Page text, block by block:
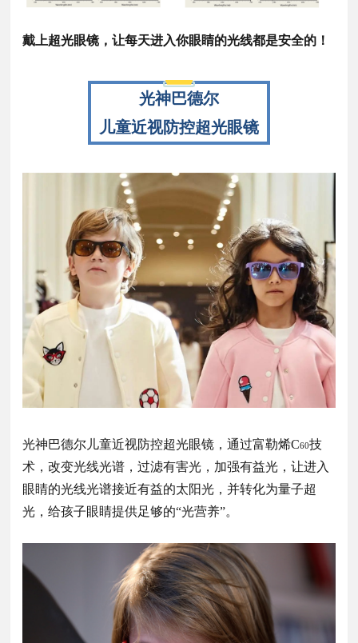
戴上超光眼镜，让每天进入你眼睛的光线都是安全的！
光神巴德尔
儿童近视防控超光眼镜
光神巴德尔儿童近视防控超光眼镜，通过富勒烯C60技
术，改变光线光谱，过滤有害光，加强有益光，让进入
眼睛的光线光谱接近有益的太阳光，并转化为量子超
光，给孩子眼睛提供足够的“光营养”。